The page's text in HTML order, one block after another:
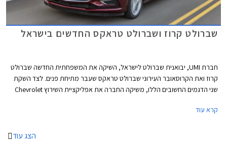
שברולט קרוז ושברולט טראקס החדשים בישראל
חברת UMI, יבואנית שברולט לישראל, השיקה את המשפחתית החדשה שברולט
קרוז ואת הקרוסאובר העירוני שברולט טראקס שעבר מתיחת פנים. לצד השקת
שני הדגמים החשובים הללו, משיקה החברה את אפליקציית השירוץ Chevrolet
כוללת בין היתר ספר רכב דיגיטלי, פירוט נוריות האזהרה ברכב, הזמנת שירותי
קרא עוד
הצג עוד